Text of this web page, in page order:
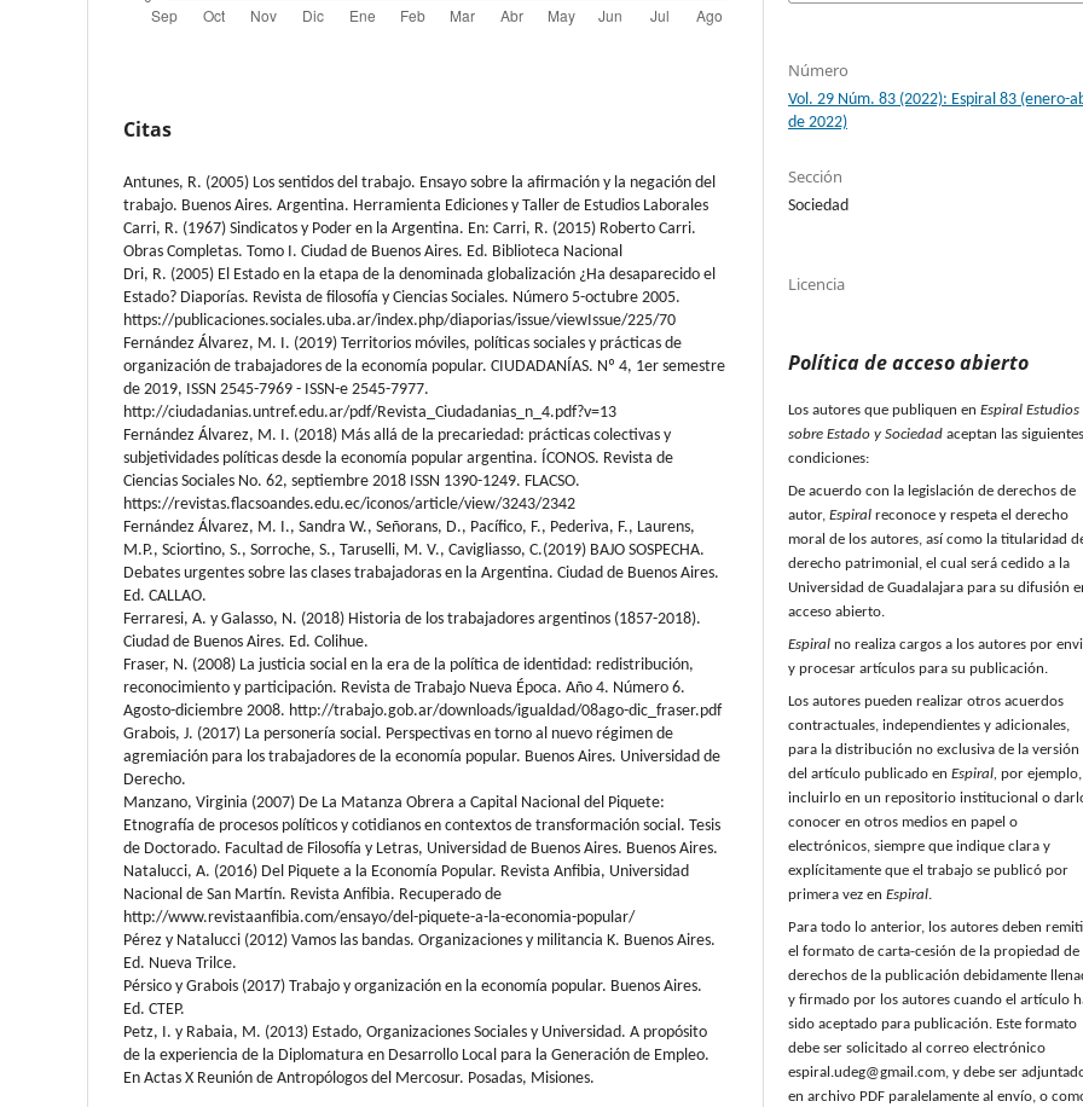
Citas
Antunes, R. (2005) Los sentidos del trabajo. Ensayo sobre la afirmación y la negación del
trabajo. Buenos Aires. Argentina. Herramienta Ediciones y Taller de Estudios Laborales
Carri, R. (1967) Sindicatos y Poder en la Argentina. En: Carri, R. (2015) Roberto Carri.
Obras Completas. Tomo I. Ciudad de Buenos Aires. Ed. Biblioteca Nacional
Dri, R. (2005) El Estado en la etapa de la denominada globalización ¿Ha desaparecido el
Estado? Diaporías. Revista de filosofía y Ciencias Sociales. Número 5-octubre 2005.
https://publicaciones.sociales.uba.ar/index.php/diaporias/issue/viewIssue/225/70
Fernández Álvarez, M. I. (2019) Territorios móviles, políticas sociales y prácticas de
organización de trabajadores de la economía popular. CIUDADANÍAS. Nº 4, 1er semestre
de 2019, ISSN 2545-7969 - ISSN-e 2545-7977.
http://ciudadanias.untref.edu.ar/pdf/Revista_Ciudadanias_n_4.pdf?v=13
Fernández Álvarez, M. I. (2018) Más allá de la precariedad: prácticas colectivas y
subjetividades políticas desde la economía popular argentina. ÍCONOS. Revista de
Ciencias Sociales No. 62, septiembre 2018 ISSN 1390-1249. FLACSO.
https://revistas.flacsoandes.edu.ec/iconos/article/view/3243/2342
Fernández Álvarez, M. I., Sandra W., Señorans, D., Pacífico, F., Pederiva, F., Laurens,
M.P., Sciortino, S., Sorroche, S., Taruselli, M. V., Cavigliasso, C.(2019) BAJO SOSPECHA.
Debates urgentes sobre las clases trabajadoras en la Argentina. Ciudad de Buenos Aires.
Ed. CALLAO.
Ferraresi, A. y Galasso, N. (2018) Historia de los trabajadores argentinos (1857-2018).
Ciudad de Buenos Aires. Ed. Colihue.
Fraser, N. (2008) La justicia social en la era de la política de identidad: redistribución,
reconocimiento y participación. Revista de Trabajo Nueva Época. Año 4. Número 6.
Agosto-diciembre 2008. http://trabajo.gob.ar/downloads/igualdad/08ago-dic_fraser.pdf
Grabois, J. (2017) La personería social. Perspectivas en torno al nuevo régimen de
agremiación para los trabajadores de la economía popular. Buenos Aires. Universidad de
Derecho.
Manzano, Virginia (2007) De La Matanza Obrera a Capital Nacional del Piquete:
Etnografía de procesos políticos y cotidianos en contextos de transformación social. Tesis
de Doctorado. Facultad de Filosofía y Letras, Universidad de Buenos Aires. Buenos Aires.
Natalucci, A. (2016) Del Piquete a la Economía Popular. Revista Anfibia, Universidad
Nacional de San Martín. Revista Anfibia. Recuperado de
http://www.revistaanfibia.com/ensayo/del-piquete-a-la-economia-popular/
Pérez y Natalucci (2012) Vamos las bandas. Organizaciones y militancia K. Buenos Aires.
Ed. Nueva Trilce.
Pérsico y Grabois (2017) Trabajo y organización en la economía popular. Buenos Aires.
Ed. CTEP.
Petz, I. y Rabaia, M. (2013) Estado, Organizaciones Sociales y Universidad. A propósito
de la experiencia de la Diplomatura en Desarrollo Local para la Generación de Empleo.
En Actas X Reunión de Antropólogos del Mercosur. Posadas, Misiones.
Número
Vol. 29 Núm. 83 (2022): Espiral 83 (enero-
de 2022)
Sección
Sociedad
Licencia
Política de acceso abierto
Los autores que publiquen enEspiral Estudios
sobre Estado y Sociedad aceptan las
condiciones:
De acuerdo con la legislación de derechos de
autor,Espiralreconoce y respeta el derecho
moral de los autores, así como la titularidad
derecho patrimonial, el cual será cedido a la
Universidad de Guadalajara para su difusión
acceso abierto.
Espiralno realiza cargos a los autores por
y procesar artículos para su publicación.
Los autores pueden realizar otros acuerdos
contractuales, independientes y adicionales,
para la distribución no exclusiva de la versión
del artículo publicado enEspiral, por ejemplo,
incluirlo en un repositorio institucional o
conocer en otros medios en papel o
electrónicos, siempre que indique clara y
explícitamente que el trabajo se publicó por
primera vez enEspiral.
Para todo lo anterior, los autores deben
el formato de carta-cesión de la propiedad de
derechos de la publicación debidamente
y firmado por los autores cuando el artículo
sido aceptado para publicación. Este formato
debe ser solicitado al correo electrónico
espiral.udeg@gmail.com, y debe ser
en archivo PDF paralelamente al envío, o